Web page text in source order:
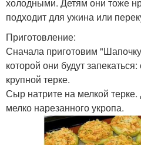
подходит для ужина или
Приготовление:
Сначала приготовим
которой они будут
крупной терке.
Сыр натрите на мелкой терке.
мелко нарезанного укропа.